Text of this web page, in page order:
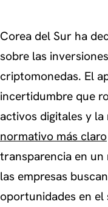
Corea del Sur ha
sobre las
criptomonedas. El
incertidumbre que
activos digitales y la
normativo más claro
transparencia en
las empresas
oportunidades en